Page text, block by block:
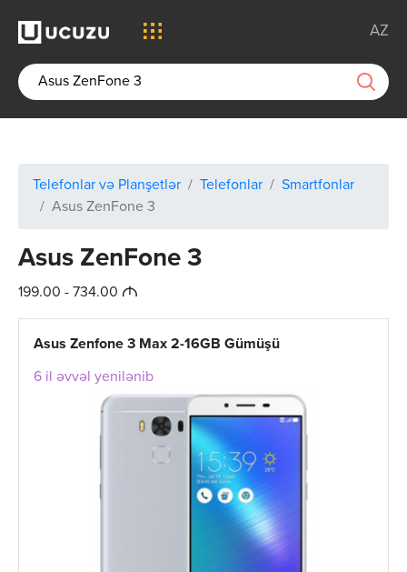
AZ
Telefonlar və Planşetlər Telefonlar
Smartfonlar
Asus ZenFone 3
Asus ZenFone 3
199.00 - 734.00 M
Asus Zenfone 3 Max 2-16GB Gümüşü
6 il əvvəl yenilənib